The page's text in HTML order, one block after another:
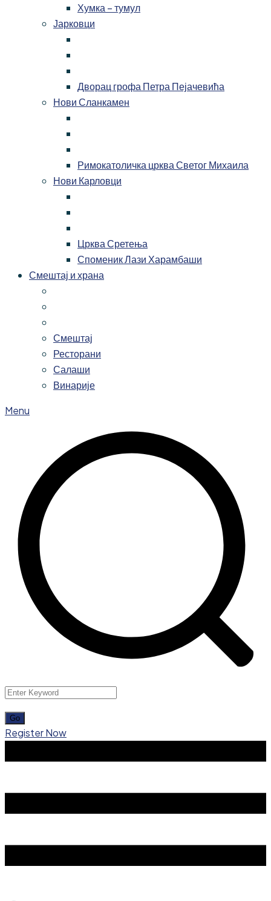
Хумка – тумул
Јарковци
Дворац грофа Петра Пејачевића
Нови Сланкамен
Римокатоличка црква Светог Михаила
Нови Карловци
Црква Сретења
Споменик Лази Харамбаши
Смештај и храна
Смештај
Ресторани
Салаши
Винарије
Menu
Register Now